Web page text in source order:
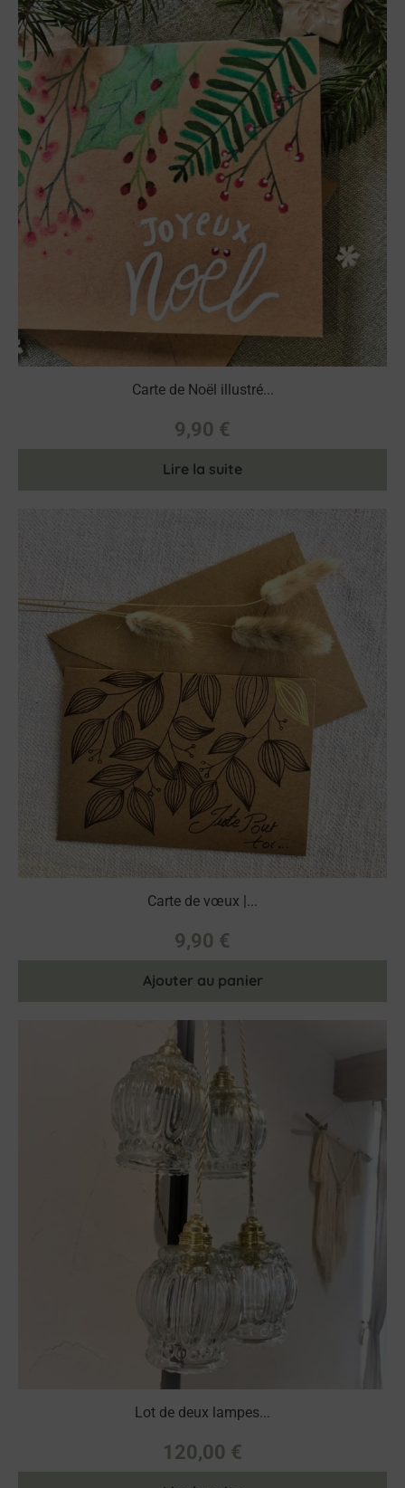
Carte de Noël illustré...
9,90 €
Lire la suite
Carte de vœux |...
9,90 €
Ajouter au panier
Lot de deux lampes...
120,00 €